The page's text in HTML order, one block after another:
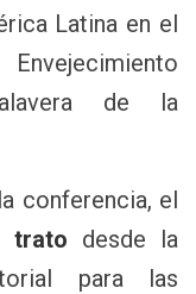
Latina en el
de la
conferencia, el
trato desde la
para las